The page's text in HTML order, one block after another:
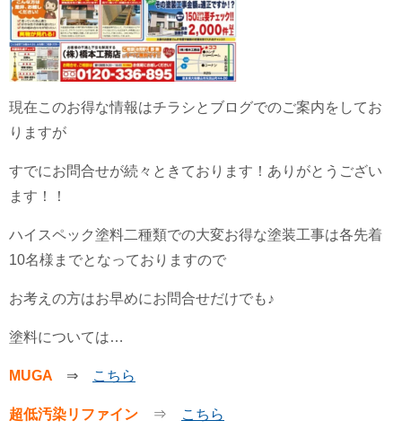
現在このお得な情報はチラシとブログでのご案内をしてお
りますが
すでにお問合せが続々ときております！ありがとうござい
ます！！
ハイスペック塗料二種類での大変お得な塗装工事は各先着
10名様までとなっておりますので
お考えの方はお早めにお問合せだけでも♪
塗料については…
MUGA ⇒ こちら
超低汚染リファイン ⇒ こちら